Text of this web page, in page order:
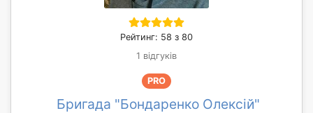
Рейтинг: 58 з 80
1 відгуків
PRO
Бригада "Бондаренко Олексій"